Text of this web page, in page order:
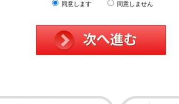
同意します
同意しません